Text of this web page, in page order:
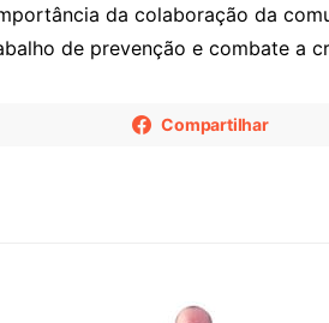
da colaboração da
de prevenção e combate a
Compartilhar